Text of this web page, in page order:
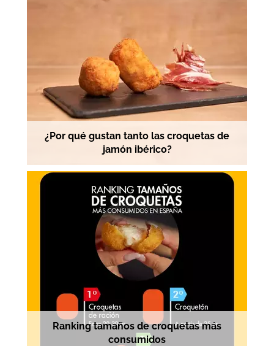
¿Por qué gustan tanto las croquetas de
jamón ibérico?
Ranking tamaños de croquetas más
consumidos